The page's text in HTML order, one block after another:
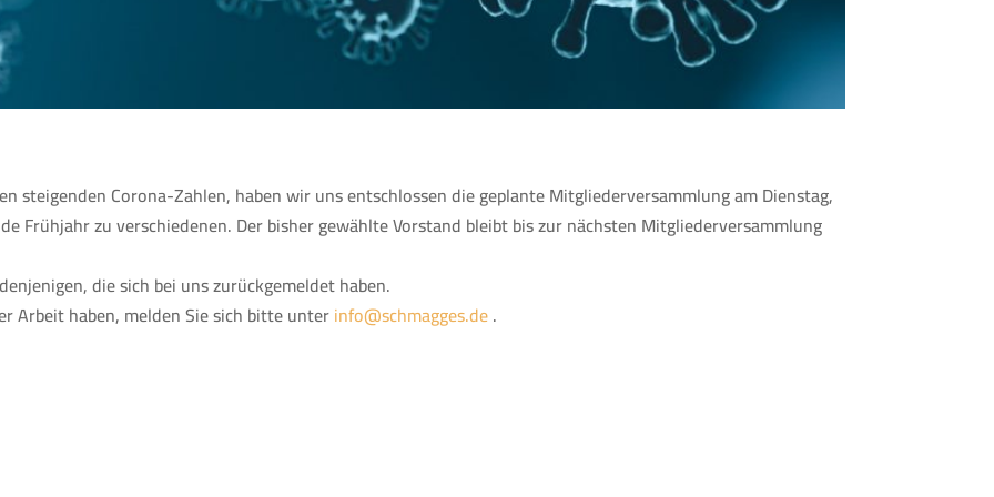
steigenden Corona-Zahlen, haben wir uns entschlossen die geplante Mitgliederversammlung am Dienstag,
Frühjahr zu verschiedenen. Der bisher gewählte Vorstand bleibt bis zur nächsten Mitgliederversammlung
die sich bei uns zurückgemeldet haben.
Arbeit haben, melden Sie sich bitte unterinfo@schmagges.de.